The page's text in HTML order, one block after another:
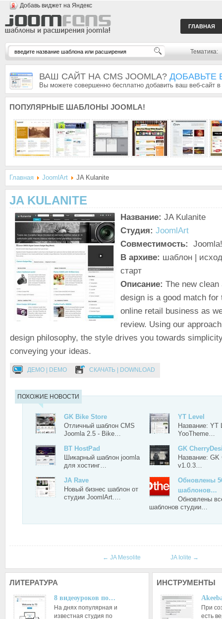
Добавь виджет на Яндекс
ГЛАВНАЯ
Тематика:
ВАШ САЙТ НА CMS JOOMLA? ДОБАВЬТЕ
Вы можете совершенно бесплатно добавить ваш веб-сайт
ПОПУЛЯРНЫЕ ШАБЛОНЫ JOOMLA!
Главная JoomlArt JA Kulanite
JA KULANITE
Название: JA Kulanite
Студия: JoomlArt
Совместимость:
В архиве: шаблон |
старт
Описание: The new
design is a good match for
online retail business as
review. Using our
design philosophy, the style drives you towards
conveying your ideas.
ДЕМО | DEMO СКАЧАТЬ | DOWNLOAD
ПОХОЖИЕ НОВОСТИ
GK Bike Store
Отличный шаблон CMS
Joomla 2.5 - Bike…
YT Level
Название: YT
YooTheme…
BT HostPad
Шикарный шаблон joomla
для хостинг…
GK
Название: GK
v1.0.3…
JA Rave
Новый бизнес шаблон от
студии JoomlArt.…
Обновлены
шаблонов…
Обновлены
шаблонов студии…
← JA Mesolite JA Iolite →
ЛИТЕРАТУРА
8 видеоуроков по…
На днях популярная и
известная студия по
ИНСТРУМЕНТЫ
При
есть